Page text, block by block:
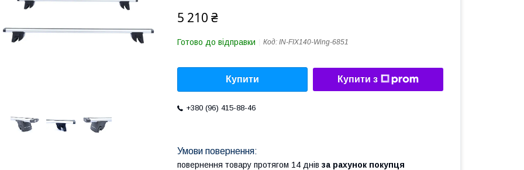
5 210 ₴
Готово до відправки Код: IN-FIX140-Wing-6851
Купити Купити з
+380 (96) 415-88-46
повернення товару протягом 14 днів за рахунок покупця